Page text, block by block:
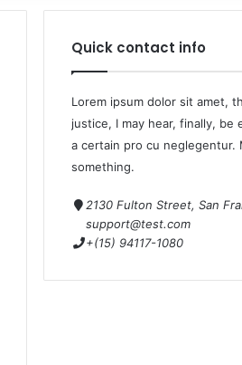
Quick contact info
Lorem ipsum dolor sit amet,
justice, I may hear, finally, be
a certain pro cu neglegentur.
something.
2130 Fulton Street, San
support@test.com
+(15) 94117-1080